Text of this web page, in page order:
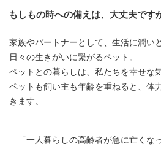
もしもの時への備えは、大丈夫です
家族やパートナーとして、生活に潤い
日々の生きがいに繋がるペット。
ペットとの暮らしは、私たちを幸せな
ペットも飼い主も年齢を重ねると、体
きます。
「一人暮らしの高齢者が急に亡くな